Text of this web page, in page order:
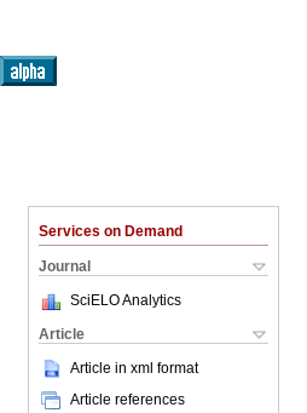
Services on Demand
Journal
SciELO Analytics
Article
Article in xml format
Article references